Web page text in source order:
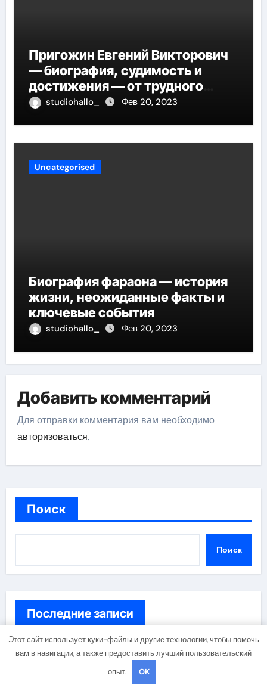
Пригожин Евгений Викторович
— биография, судимость и
достижения — от трудного
детства до мирового успеха
studiohallo_ Фев 20, 2023
Uncategorised
Биография фараона — история
жизни, неожиданные факты и
ключевые события
studiohallo_ Фев 20, 2023
Добавить комментарий
Для отправки комментария вам необходимо
авторизоваться.
Поиск
Поиск
Последние записи
Принцип работы инфузионной терапии при
Этот сайт использует куки-файлы и другие технологии, чтобы помочь
вам в навигации, а также предоставить лучший пользовательский
опыт.
OK